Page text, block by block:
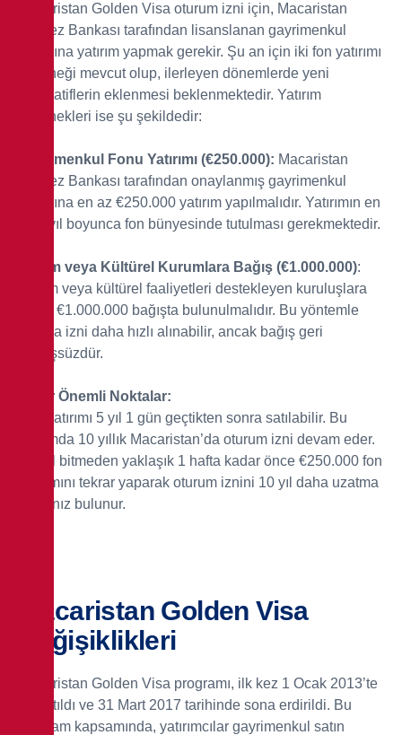
Macaristan Golden Visa oturum izni için, Macaristan
Merkez Bankası tarafından lisanslanan gayrimenkul
fonlarına yatırım yapmak gerekir. Şu an için iki fon yatırımı
seçeneği mevcut olup, ilerleyen dönemlerde yeni
alternatiflerin eklenmesi beklenmektedir. Yatırım
seçenekleri ise şu şekildedir:
Gayrimenkul Fonu Yatırımı (€250.000): Macaristan
Merkez Bankası tarafından onaylanmış gayrimenkul
fonlarına en az €250.000 yatırım yapılmalıdır. Yatırımın en
az 5 yıl boyunca fon bünyesinde tutulması gerekmektedir.
Eğitim veya Kültürel Kurumlara Bağış (€1.000.000):
Eğitim veya kültürel faaliyetleri destekleyen kuruluşlara
en az €1.000.000 bağışta bulunulmalıdır. Bu yöntemle
oturma izni daha hızlı alınabilir, ancak bağış geri
dönüşsüzdür.
Diğer Önemli Noktalar:
Fon yatırımı 5 yıl 1 gün geçtikten sonra satılabilir. Bu
durumda 10 yıllık Macaristan’da oturum izni devam eder.
10. yıl bitmeden yaklaşık 1 hafta kadar önce €250.000 fon
yatırımını tekrar yaparak oturum iznini 10 yıl daha uzatma
şansınız bulunur.
Macaristan Golden Visa
Değişiklikleri
Macaristan Golden Visa programı, ilk kez 1 Ocak 2013’te
başlatıldı ve 31 Mart 2017 tarihinde sona erdirildi. Bu
program kapsamında, yatırımcılar gayrimenkul satın